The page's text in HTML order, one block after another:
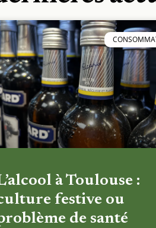
à Toulouse :
festive ou
de santé